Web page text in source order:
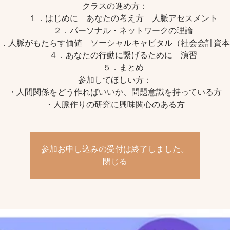
クラスの進め方：
１．はじめに あなたの考え方 人脈アセスメント
２．パーソナル・ネットワークの理論
脈がもたらす価値 ソーシャルキャピタル（社会会計資本
４．あなたの行動に繋げるために 演習
５．まとめ
参加してほしい方：
・人間関係をどう作ればいいか、問題意識を持っている方
・人脈作りの研究に興味関心のある方
参加お申し込みの受付は終了しました。
閉じる